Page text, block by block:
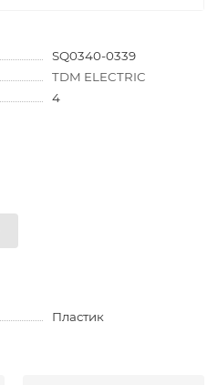
SQ0340-0339
TDM ELECTRIC
4
Пластик